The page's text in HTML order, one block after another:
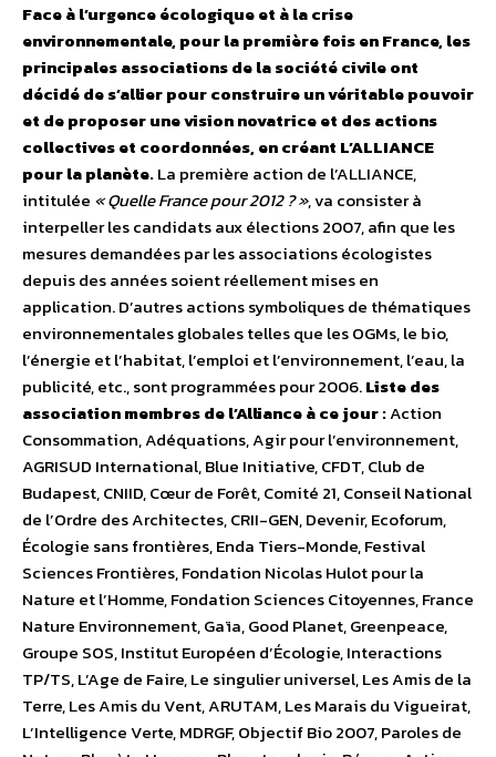
Face à l’urgence écologique et à la crise
environnementale, pour la première fois en France, les
principales associations de la société civile ont
décidé de s’allier pour construire un véritable pouvoir
et de proposer une vision novatrice et des actions
collectives et coordonnées, en créant L’ALLIANCE
pour la planète.La première action de l’ALLIANCE,
intitulée « Quelle France pour 2012 ? », va consister à
interpeller les candidats aux élections 2007, afin que les
mesures demandées par les associations écologistes
depuis des années soient réellement mises en
application. D’autres actions symboliques de thématiques
environnementales globales telles que les OGMs, le bio,
l’énergie et l’habitat, l’emploi et l’environnement, l’eau, la
publicité, etc., sont programmées pour 2006.Liste des
association membres de l’Alliance à ce jour :Action
Consommation, Adéquations, Agir pour l’environnement,
AGRISUD International, Blue Initiative, CFDT, Club de
Budapest, CNIID, Cœur de Forêt, Comité 21, Conseil National
de l’Ordre des Architectes, CRII-GEN, Devenir, Ecoforum,
Écologie sans frontières, Enda Tiers-Monde, Festival
Sciences Frontières, Fondation Nicolas Hulot pour la
Nature et l’Homme, Fondation Sciences Citoyennes, France
Nature Environnement, Gaïa, Good Planet, Greenpeace,
Groupe SOS, Institut Européen d’Écologie, Interactions
TP/TS, L’Age de Faire, Le singulier universel, Les Amis de la
Terre, Les Amis du Vent, ARUTAM, Les Marais du Vigueirat,
L’Intelligence Verte, MDRGF, Objectif Bio 2007, Paroles de